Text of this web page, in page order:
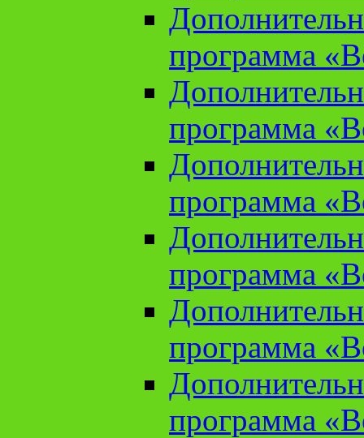
программа
программа
программа
программа
программа
программа